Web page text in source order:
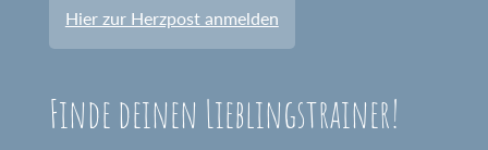
Hier zur Herzpost anmelden
Finde deinen Lieblingstrainer!